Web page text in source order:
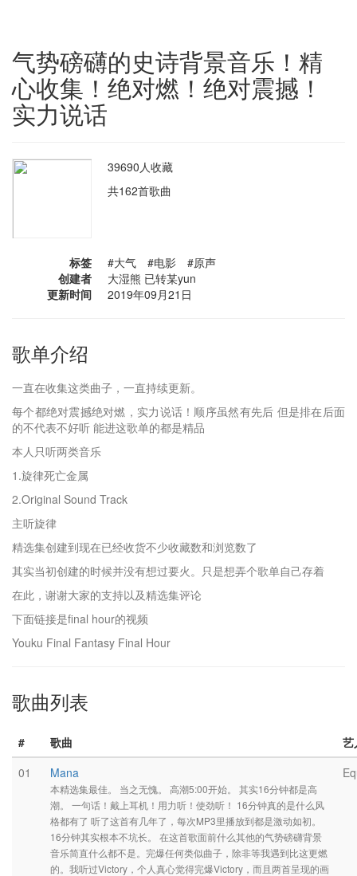
气势磅礴的史诗背景音乐！精
心收集！绝对燃！绝对震撼！
实力说话
39690人收藏
共162首歌曲
标签
#大气 #电影 #原声
创建者
大湿熊 已转某yun
更新时间
2019年09月21日
歌单介绍
一直在收集这类曲子，一直持续更新。
每个都绝对震撼绝对燃，实力说话！顺序虽然有先后 但是排在后面
的不代表不好听 能进这歌单的都是精品
本人只听两类音乐
1.旋律死亡金属
2.Original Sound Track
主听旋律
精选集创建到现在已经收货不少收藏数和浏览数了
其实当初创建的时候并没有想过要火。只是想弄个歌单自己存着
在此，谢谢大家的支持以及精选集评论
下面链接是final hour的视频
Youku Final Fantasy Final Hour
歌曲列表
# 歌曲
艺
01
Mana
本精选集最佳。 当之无愧。 高潮5:00开始。 其实16分钟都是高
潮。 一句话！戴上耳机！用力听！使劲听！ 16分钟真的是什么风
格都有了 听了这首有几年了，每次MP3里播放到都是激动如初。
16分钟其实根本不坑长。 在这首歌面前什么其他的气势磅礴背景
音乐简直什么都不是。完爆任何类似曲子，除非等我遇到比这更燃
的。我听过Victory，个人真心觉得完爆Victory，而且两首呈现的画